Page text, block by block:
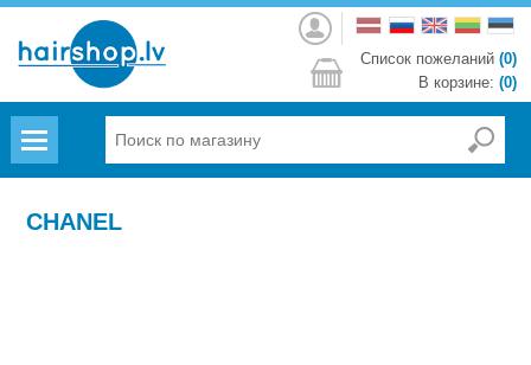
Войти
Список пожеланий (0)
В корзине: (0)
CHANEL